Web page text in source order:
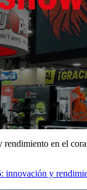
en el
innovación y